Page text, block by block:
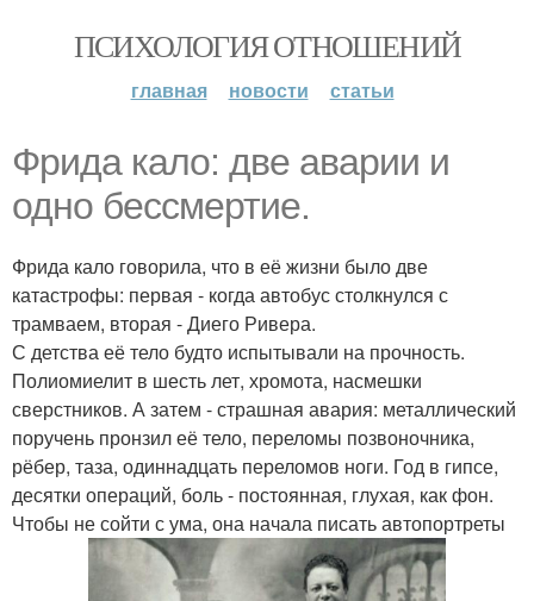
ПСИХОЛОГИЯ ОТНОШЕНИЙ
главная новости статьи
Фрида кало: две аварии и
одно бессмертие.
Фрида кало говорила, что в её жизни было две
катастрофы: первая - когда автобус столкнулся с
трамваем, вторая - Диего Ривера.
С детства её тело будто испытывали на прочность.
Полиомиелит в шесть лет, хромота, насмешки
сверстников. А затем - страшная авария: металлический
поручень пронзил её тело, переломы позвоночника,
рёбер, таза, одиннадцать переломов ноги. Год в гипсе,
десятки операций, боль - постоянная, глухая, как фон.
Чтобы не сойти с ума, она начала писать автопортреты